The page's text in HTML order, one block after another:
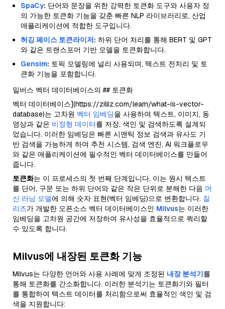
SpaCy: 단어와 문장을 위한 강력한 토큰화 도구와 사용자 정
의 가능한 토큰화 기능을 갖춘 빠른 NLP 라이브러리로, 산업
애플리케이션에 적합한 도구입니다.
허깅 페이스 토큰라이저: 하위 단어 처리를 통해 BERT 및 GPT
와 같은 트랜스포머 기반 모델을 토큰화합니다.
Gensim: 토픽 모델링에 널리 사용되며, 텍스트 전처리 및 토
큰화 기능을 포함합니다.
밀버스 벡터 데이터베이스의 ## 토큰화
벡터 데이터베이스](https://zilliz.com/learn/what-is-vector-
database)는 고차원 벡터 임베딩을 사용하여 텍스트, 이미지, 동
영상과 같은 비정형 데이터를 저장, 색인 및 검색하도록 설계되
었습니다. 이러한 임베딩은 빠른 시맨틱 정보 검색과 유사도 기
반 검색을 가능하게 하여 추천 시스템, 검색 엔진, AI 워크플로우
와 같은 애플리케이션에 필수적인 벡터 데이터베이스를 만들어
줍니다.
토큰화는 이 프로세스의 첫 번째 단계입니다. 이는 원시 텍스트
를 단어, 구문 또는 하위 단어와 같은 작은 단위로 분해한 다음 머
신 러닝 모델에 의해 숫자 표현(벡터 임베딩)으로 변환합니다. 질
리즈가 개발한 오픈소스 벡터 데이터베이스인 Milvus는 이러한
임베딩을 고차원 공간에 저장하여 유사성을 효율적으로 쿼리할
수 있도록 합니다.
Milvus에 내장된 토큰화 기능
Milvus는 다양한 언어와 사용 사례에 맞게 조정된 내장 분석기를
통해 토큰화를 간소화합니다. 이러한 분석기는 토큰화기와 필터
를 통합하여 텍스트 데이터를 처리함으로써 효율적인 색인 및 검
색을 지원합니다: